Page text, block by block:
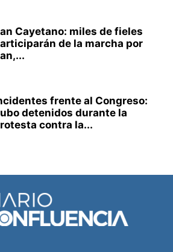
Cayetano: miles de fieles
de la marcha por
frente al Congreso:
detenidos durante la
contra la...